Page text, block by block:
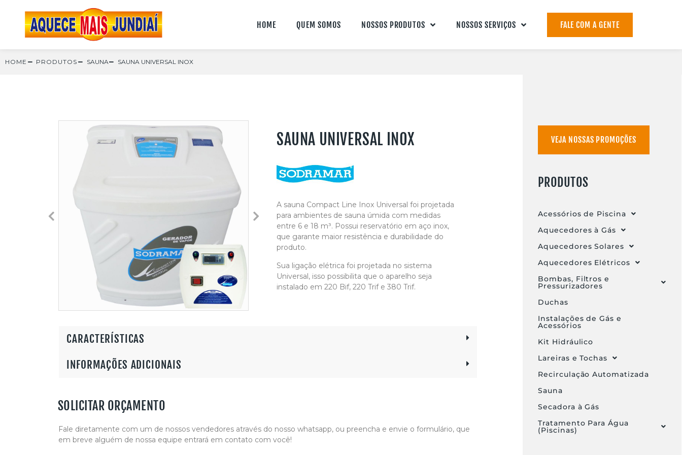
HOME QUEM SOMOS NOSSOS PRODUTOS NOSSOS SERVIÇOS FALE COM A GENTE
HOME PRODUTOS SAUNA SAUNA UNIVERSAL INOX
SAUNA UNIVERSAL INOX
A sauna Compact Line Inox Universal foi projetada
para ambientes de sauna úmida com medidas
entre 6 e 18 m³. Possui reservatório em aço inox,
que garante maior resistência e durabilidade do
produto.
Sua ligação elétrica foi projetada no sistema
Universal, isso possibilita que o aparelho seja
instalado em 220 Bif, 220 Trif e 380 Trif.
CARACTERÍSTICAS
INFORMAÇÕES ADICIONAIS
SOLICITAR ORÇAMENTO
Fale diretamente com um de nossos vendedores através do nosso whatsapp, ou preencha e envie o formulário, que
em breve alguém de nossa equipe entrará em contato com você!
VEJA NOSSAS PROMOÇÕES
PRODUTOS
Acessórios de Piscina
Aquecedores à Gás
Aquecedores Solares
Aquecedores Elétricos
Bombas, Filtros e
Pressurizadores
Duchas
Instalações de Gás e
Acessórios
Kit Hidráulico
Lareiras e Tochas
Recirculação Automatizada
Sauna
Secadora à Gás
Tratamento Para Água
(Piscinas)